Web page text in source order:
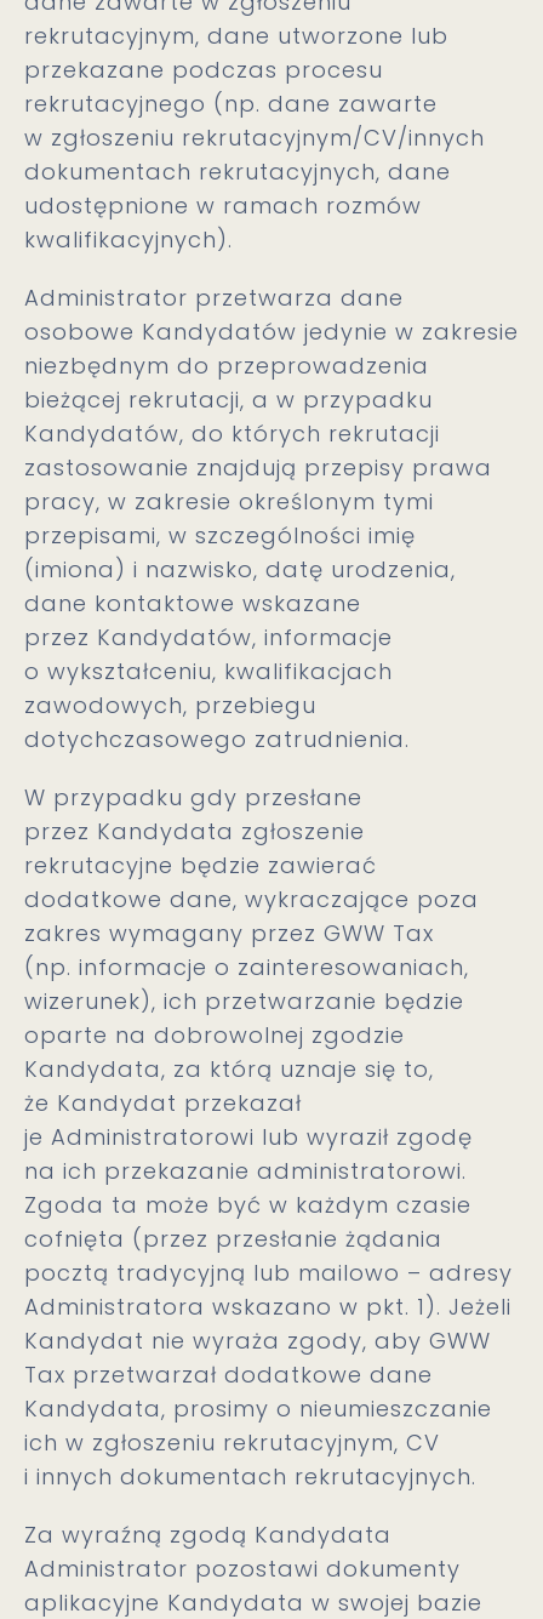
rekrutacyjnym, dane utworzone lub
przekazane podczas procesu
rekrutacyjnego (np. dane zawarte
w zgłoszeniu rekrutacyjnym/CV/innych
dokumentach rekrutacyjnych, dane
udostępnione w ramach rozmów
kwalifikacyjnych).
Administrator przetwarza dane
osobowe Kandydatów jedynie w zakresie
niezbędnym do przeprowadzenia
bieżącej rekrutacji, a w przypadku
Kandydatów, do których rekrutacji
zastosowanie znajdują przepisy prawa
pracy, w zakresie określonym tymi
przepisami, w szczególności imię
(imiona) i nazwisko, datę urodzenia,
dane kontaktowe wskazane
przez Kandydatów, informacje
o wykształceniu, kwalifikacjach
zawodowych, przebiegu
dotychczasowego zatrudnienia.
W przypadku gdy przesłane
przez Kandydata zgłoszenie
rekrutacyjne będzie zawierać
dodatkowe dane, wykraczające poza
zakres wymagany przez GWW Tax
(np. informacje o zainteresowaniach,
wizerunek), ich przetwarzanie będzie
oparte na dobrowolnej zgodzie
Kandydata, za którą uznaje się to,
że Kandydat przekazał
je Administratorowi lub wyraził zgodę
na ich przekazanie administratorowi.
Zgoda ta może być w każdym czasie
cofnięta (przez przesłanie żądania
pocztą tradycyjną lub mailowo – adresy
Administratora wskazano w pkt. 1). Jeżeli
Kandydat nie wyraża zgody, aby GWW
Tax przetwarzał dodatkowe dane
Kandydata, prosimy o nieumieszczanie
ich w zgłoszeniu rekrutacyjnym, CV
i innych dokumentach rekrutacyjnych.
Za wyraźną zgodą Kandydata
Administrator pozostawi dokumenty
aplikacyjne Kandydata w swojej bazie